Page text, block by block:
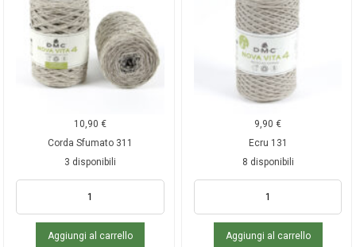
10,90 €
Corda Sfumato 311
3 disponibili
Aggiungi al carrello
9,90€
Ecru 131
8 disponibili
Aggiungi al carrello